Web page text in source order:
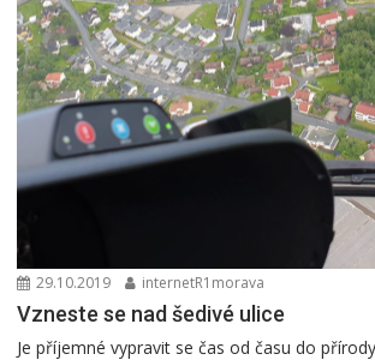
29.10.2019 internetR1morava
Vzneste se nad šedivé ulice
Je příjemné vypravit se čas od času do